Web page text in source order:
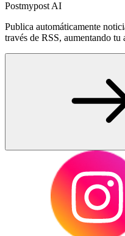
Postmypost AI
Publica automáticamente
través de RSS, aumentando tu